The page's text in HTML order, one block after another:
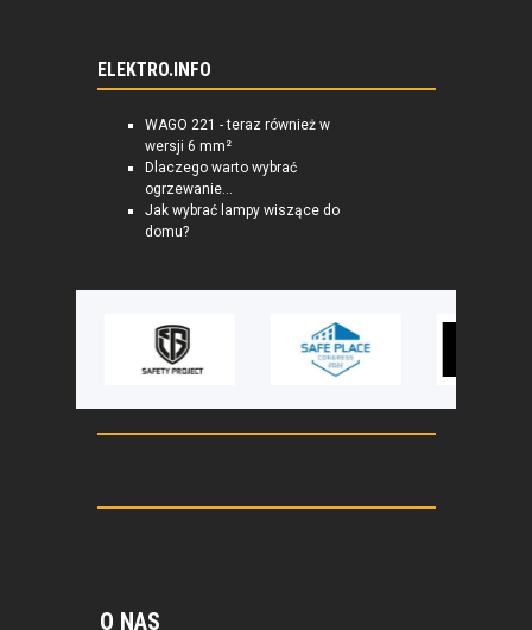
ELEKTRO.INFO
WAGO 221 - teraz również w
wersji 6 mm²
Dlaczego warto wybrać
ogrzewanie...
Jak wybrać lampy wiszące do
domu?
O NAS